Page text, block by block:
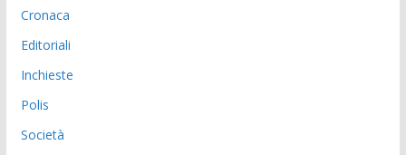
Cronaca
Editoriali
Inchieste
Polis
Società